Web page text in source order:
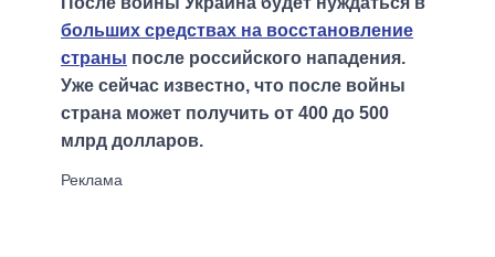
больших средствах на восстановление
страны после российского нападения.
Уже сейчас известно, что после войны
страна может получить от 400 до 500
млрд долларов.